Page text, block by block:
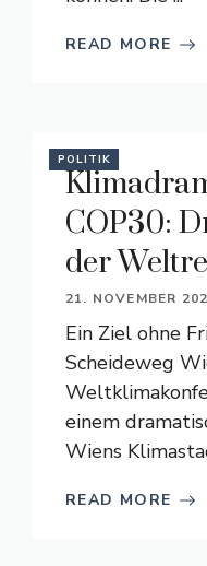
READ MORE
POLITIK
COP30:
der
21. NOVEMBER
Ein Ziel ohne
Scheideweg
einem
Wiens
READ MORE